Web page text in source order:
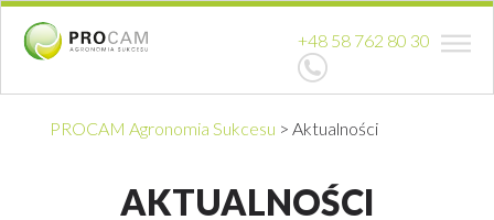
+48 58 762 80 30
PROCAM Agronomia Sukcesu > Aktualności
AKTUALNOŚCI